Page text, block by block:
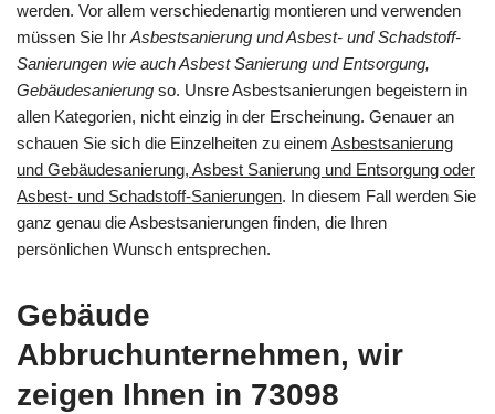
werden. Vor allem verschiedenartig montieren und verwenden
müssen Sie Ihr Asbestsanierung und Asbest- und Schadstoff-
Sanierungen wie auch Asbest Sanierung und Entsorgung,
Gebäudesanierung so. Unsre Asbestsanierungen begeistern in
allen Kategorien, nicht einzig in der Erscheinung. Genauer an
schauen Sie sich die Einzelheiten zu einem Asbestsanierung
und Gebäudesanierung, Asbest Sanierung und Entsorgung oder
Asbest- und Schadstoff-Sanierungen. In diesem Fall werden Sie
ganz genau die Asbestsanierungen finden, die Ihren
persönlichen Wunsch entsprechen.
Gebäude
Abbruchunternehmen, wir
zeigen Ihnen in 73098